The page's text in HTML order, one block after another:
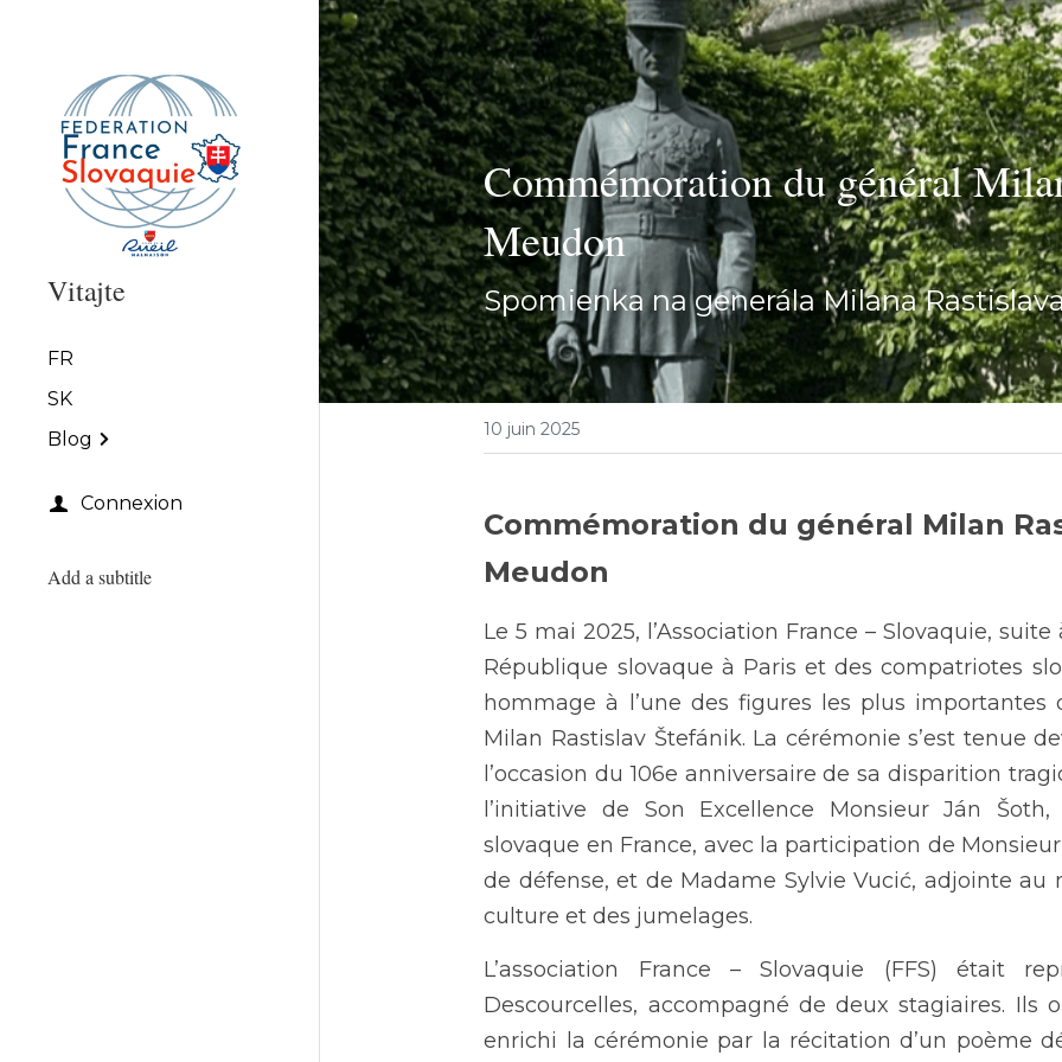
Vitajte
FR
SK
Blog
Connexion
Add a subtitle
Commémoration du général
Meudon
Spomienka na generála Milana
10 juin 2025
Commémoration du général Milan
Meudon
Le 5 mai 2025, l’Association France – Slovaquie,
République slovaque à Paris et des compatriotes
hommage à l’une des figures les plus importantes
Milan Rastislav Štefánik. La cérémonie s’est tenue
l’occasion du 106e anniversaire de sa disparition
l’initiative de Son Excellence Monsieur Ján
slovaque en France, avec la participation de
de défense, et de Madame Sylvie Vucić, adjointe
culture et des jumelages.
L’association France – Slovaquie (FFS) était
Descourcelles, accompagné de deux stagiaires.
enrichi la cérémonie par la récitation d’un poème